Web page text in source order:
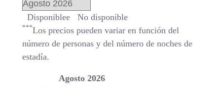
Disponiblee No disponible
***Los precios pueden variar en función del
número de personas y del número de noches de
estadía.
Agosto 2026